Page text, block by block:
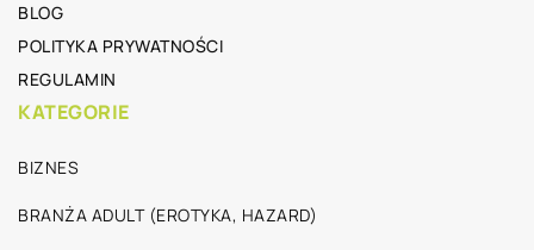
BLOG
POLITYKA PRYWATNOŚCI
REGULAMIN
KATEGORIE
BIZNES
BRANŻA ADULT (EROTYKA, HAZARD)